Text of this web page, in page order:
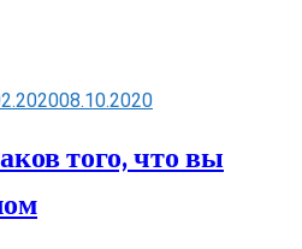
08.10.2020
того, что вы